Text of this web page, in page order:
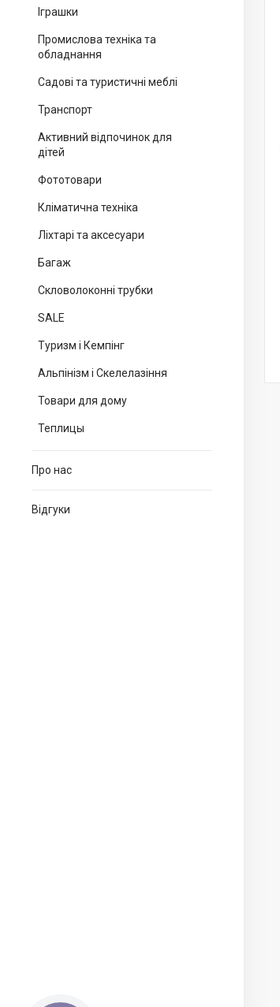
Іграшки
Промислова техніка та
обладнання
Садові та туристичні меблі
Транспорт
Активний відпочинок для
дітей
Фототовари
Кліматична техніка
Ліхтарі та аксесуари
Багаж
Скловолоконні трубки
SALE
Туризм і Кемпінг
Альпінізм і Скелелазіння
Товари для дому
Теплицы
Про нас
Відгуки